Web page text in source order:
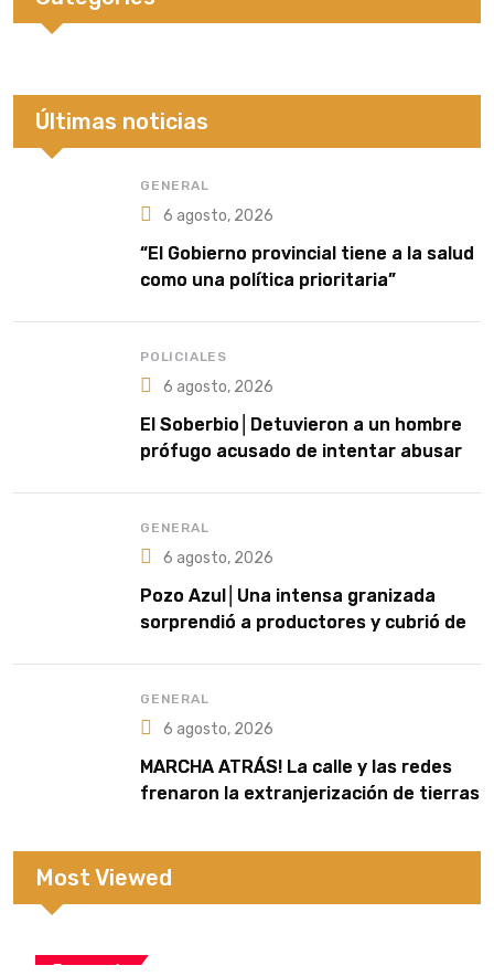
Últimas noticias
GENERAL
6 agosto, 2026
“El Gobierno provincial tiene a la salud
como una política prioritaria”
POLICIALES
6 agosto, 2026
El Soberbio│Detuvieron a un hombre
prófugo acusado de intentar abusar
GENERAL
6 agosto, 2026
Pozo Azul│Una intensa granizada
sorprendió a productores y cubrió de
GENERAL
6 agosto, 2026
MARCHA ATRÁS! La calle y las redes
frenaron la extranjerización de tierras
Most Viewed
Economía